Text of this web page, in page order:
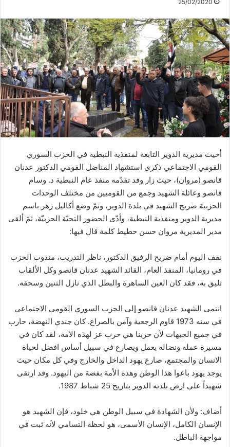
25/02/2020
أحيت مديرية الدوير التابعة لمنفذية النبطية في الحزب السوري
القومي الاجتماعي ذكرى استشهاد المناضل القومي الدكتور عدنان
قانصو (مروان)، حيث زار وفد تقدّمه منفذ عام النبطية د. وسام
قانصو وعائلة الشهيد وجمع من القوميين من مختلف الوحدات
الحزبية ضريح الشهيد في بلدة الدوير، وتمّ وضع أكاليل زهر باسم
مديرية الدوير ومنفذية النبطية، وأدّى الحضور التحيّة الحزبيّة، ثمّ ألقى
مدير المديرية مروان حسن حطيط كلمة قال فيها:
نقف اليوم أمام ضريح الرفيق الدكتور، ناظر التدريب، مندوب الحزب
في رومانيا، المنفذ العام، القائد الشهيد عدنان قانصو وكل الألقاب
تليق به، فقد كان العين الساهرة والبطل الذي نازل التنين وسحقه.
انتمى الشهيد عدنان قانصو إلى الحزب السوري القومي الاجتماعي
في سنه 1973 قاوم الرجعية وآمن بالصراع. كان جندي النهضة، حارب
في جميع الجبهات لأن حربنا هي حرب عز لهذه الأمة، لقد كان في
مسيرة عمله ونضاله يعمل ويصارع في سبيل أساس افضل لحياة
الانسان والمجتمع، صارع يهود الداخل والخارج وفي كل مكان حيث
يوجد يهود باعوا هذا الوطن وهذه الأمة بفضة من اليهود. وقد ارتقى
شهيداً على ارض بلدته الدوير بتاريخ 25 شباط 1987.
أضاف: ولأن الشهادة في سبيل الوطن هي خلود، فإن الشهيد هو
الإنسان الكامل، الإنسان الأسمى، هو لحظة التسامي لأنه ثبت في
مواجهة الباطل.